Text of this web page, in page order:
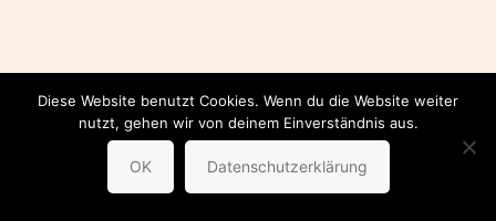
Diese Website benutzt Cookies. Wenn du die Website weiter
nutzt, gehen wir von deinem Einverständnis aus.
OK Datenschutzerklärung